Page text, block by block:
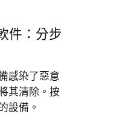
件：分步
感染了惡意
其清除。按
設備。